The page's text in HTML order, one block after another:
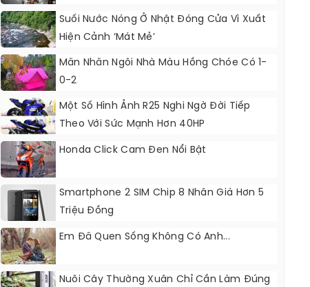
Suối Nước Nóng Ở Nhật Đóng Cửa Vì Xuất
Hiện Cảnh ‘mát Mẻ’
Mãn Nhãn Ngôi Nhà Màu Hồng Chóe Có 1-
0-2
Một Số Hình Ảnh R25 Nghi Ngờ Đời Tiếp
Theo Với Sức Mạnh Hơn 40HP
Honda Click Cam Đen Nổi Bật
Smartphone 2 SIM Chip 8 Nhân Giá Hơn 5
Triệu Đồng
Em Đã Quen Sống Không Có Anh...
Nuôi Cây Thường Xuân Chỉ Cần Làm Đúng